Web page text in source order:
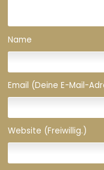
Name
Email (Deine E-Mail-
Website (Freiwillig.)